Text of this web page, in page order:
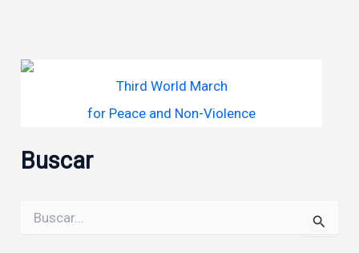
Third World March
for Peace and Non-Violence
Buscar
por: